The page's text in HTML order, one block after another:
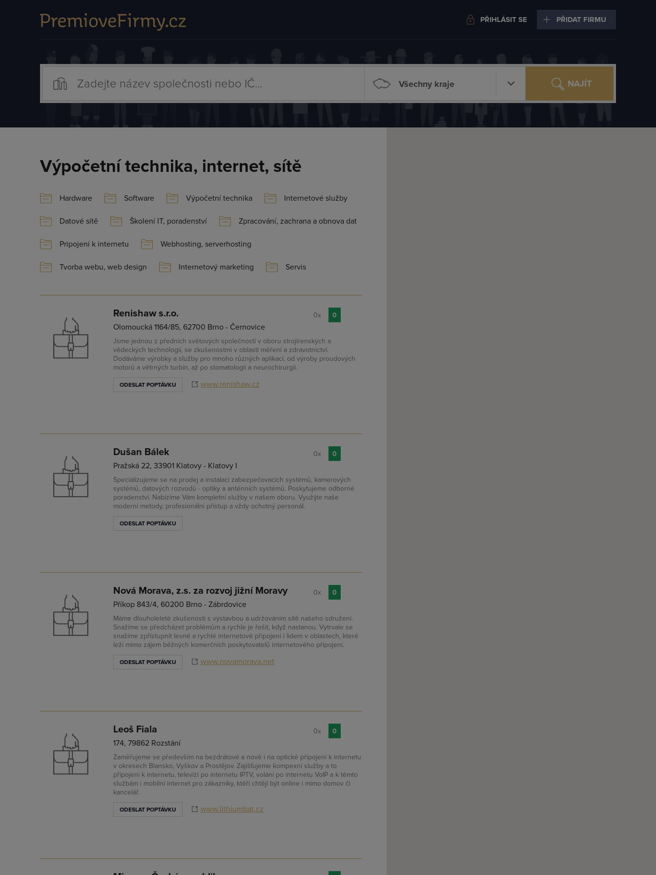
PŘIHLÁSIT SE PŘIDAT FIRMU
Všechny kraje NAJÍT
Výpočetní technika, internet, sítě
Hardware Software Výpočetní technika Internetové služby
Datové sítě Školení IT, poradenství Zpracování, zachrana a obnova dat
Pripojení k internetu Webhosting, serverhosting
Tvorba webu, web design Internetový marketing Servis
Renishaw s.r.o.
Olomoucká 1164/85, 62700 Brno - Černovice
Jsme jednou z předních světových společností v oboru strojírenských a
vědeckých technologií, se zkušenostmi v oblasti měření a zdravotnictví.
Dodáváme výrobky a služby pro mnoho různých aplikací, od výroby proudových
motorů a větrných turbín, až po stomatologii a neurochirurgii.
ODESLAT POPTÁVKU www.renishaw.cz
0x 0
Dušan Bálek
Pražská 22, 33901 Klatovy - Klatovy I
Specializujeme se na prodej a instalaci zabezpečovacích systémů, kamerových
systémů, datových rozvodů - optiky a anténních systémů. Poskytujeme odborné
poradenství. Nabízíme Vám kompletní služby v našem oboru. Využijte naše
moderní metody, profesionální přístup a vždy ochotný personál.
ODESLAT POPTÁVKU
0x 0
Nová Morava, z.s. za rozvoj jižní Moravy
Příkop 843/4, 60200 Brno - Zábrdovice
Máme dlouholeleté zkušenosti s výstavbou a udržováním sítě našeho sdružení.
Snažíme se předcházet problémům a rychle je řešit, když nastanou. Vytrvale se
snažíme zpřístupnit levné a rychlé internetové připojení i lidem v oblastech, které
leží mimo zájem běžných komerčních poskytovatelů internetového připojení.
ODESLAT POPTÁVKU www.novamorava.net
0x 0
Leoš Fiala
174, 79862 Rozstání
Zaměřujeme se především na bezdrátové a nově i na optické připojení k internetu
v okresech Blansko, Vyškov a Prostějov. Zajišťujeme kompexní služby a to
připojení k internetu, televizi po internetu IPTV, volání po internetu VoIP a k těmto
službám i mobilní internet pro zákazníky, ktěří chtějí být online i mimo domov či
kancelář.
ODESLAT POPTÁVKU www.lithiumbat.cz
0x 0